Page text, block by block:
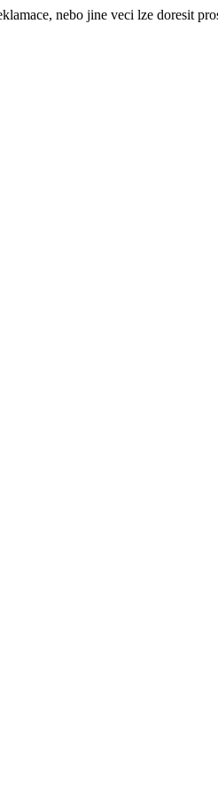
nebo jine veci lze doresit